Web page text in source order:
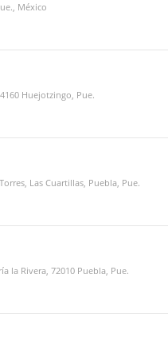
México
Huejotzingo, Pue.
Las Cuartillas, Puebla, Pue.
la Rivera, 72010 Puebla, Pue.